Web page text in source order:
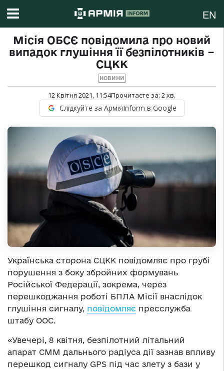
EN
Місія ОБСЄ повідомила про новий
випадок глушіння її безпілотників −
СЦКК
НОВИНИ
12 Квітня 2021, 11:54Прочитаєте за: 2хв.
Слідкуйте за АрміяInform в Google
Українська сторона СЦКК повідомляє про грубі
порушення з боку збройних формувань
Російської Федерації, зокрема, через
перешкоджання роботі БПЛА Місії внаслідок
глушіння сигналу, повідомляє пресслужба
штабу ООС.
«Увечері, 8 квітня, безпілотний літальний
апарат СММ дальнього радіуса дії зазнав впливу
перешкод сигналу GPS під час злету з бази у